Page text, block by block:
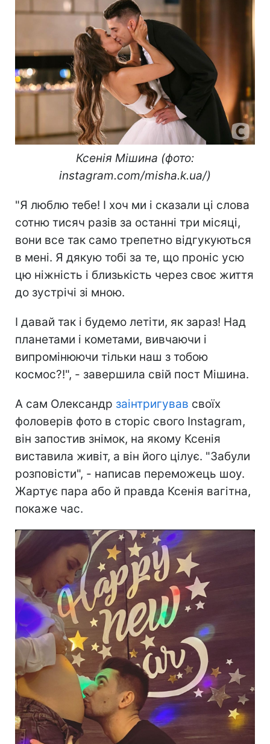
Ксенія Мішина (фото:
instagram.com/misha.k.ua/)
"Я люблю тебе! І хоч ми і сказали ці слова
сотню тисяч разів за останні три місяці,
вони все так само трепетно відгукуються
в мені. Я дякую тобі за те, що проніс усю
цю ніжність і близькість через своє життя
до зустрічі зі мною.
І давай так і будемо летіти, як зараз! Над
планетами і кометами, вивчаючи і
випромінюючи тільки наш з тобою
космос?!", - завершила свій пост Мішина.
А сам Олександр заінтригував своїх
фоловерів фото в сторіс свого Instagram,
він запостив знімок, на якому Ксенія
виставила живіт, а він його цілує. "Забули
розповісти", - написав переможець шоу.
Жартує пара або й правда Ксенія вагітна,
покаже час.